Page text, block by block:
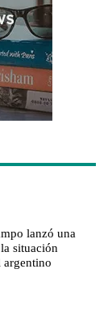
lanzó una
situación
argentino